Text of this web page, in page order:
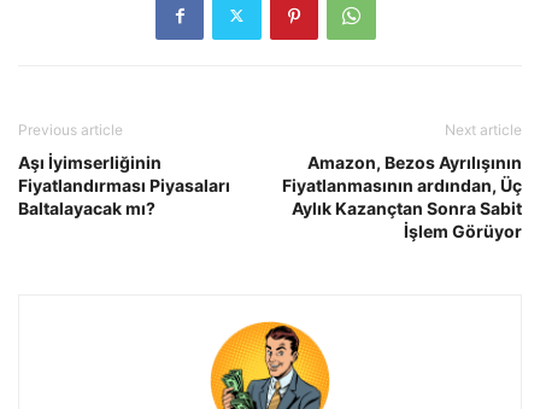
Previous article
Aşı İyimserliğinin
Fiyatlandırması Piyasaları
Baltalayacak mı?
Next article
Amazon, Bezos Ayrılışının
Fiyatlanmasının ardından, Üç
Aylık Kazançtan Sonra Sabit
İşlem Görüyor